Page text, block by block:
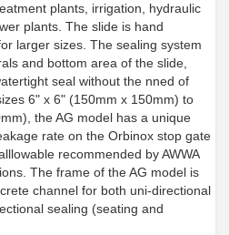
plants, irrigation, hydraulic
plants. The slide is hand
larger sizes. The sealing system
and bottom area of the slide,
seal without the nned of
6" x 6" (150mm x 150mm) to
the AG model has a unique
rate on the Orbinox stop gate
recommended by AWWA
The frame of the AG model is
channel for both uni-directional
sealing (seating and